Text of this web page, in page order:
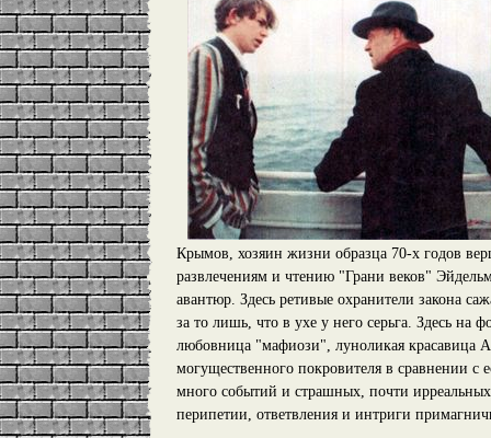
Крымов, хозяин жизни образца 70-х годов
развлечениям и чтению "Грани веков"
авантюр. Здесь ретивые охранители закона
за то лишь, что в ухе у него серьга. Здесь на
любовница "мафиози", луноликая красавица
могущественного покровителя в сравнении с
много событий и страшных, почти
перипетии, ответвления и интриги